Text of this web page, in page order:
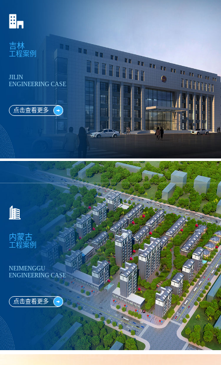
吉林
工程案例
JILIN
ENGINEERING CASE
点击查看更多
内蒙古
工程案例
NEIMENGGU
ENGINEERING CASE
点击查看更多